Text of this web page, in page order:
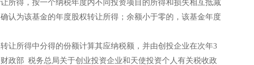
所得，按一个纳税年度内不同投资项目的所得和损失相互抵减
认为该基金的年度股权转让所得；余额小于零的，该基金年度
所得中分得的份额计算其应纳税额，并由创投企业在次年3
政部 税务总局关于创业投资企业和天使投资个人有关税收政